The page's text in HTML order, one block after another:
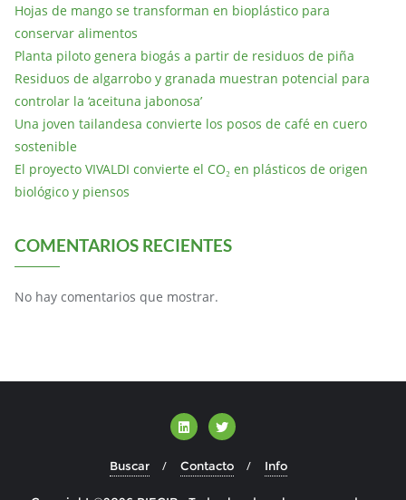
Hojas de mango se transforman en bioplástico para
conservar alimentos
Planta piloto genera biogás a partir de residuos de piña
Residuos de algarrobo y granada muestran potencial para
controlar la ‘aceituna jabonosa’
Una joven tailandesa convierte los posos de café en cuero
sostenible
El proyecto VIVALDI convierte el CO₂ en plásticos de origen
biológico y piensos
COMENTARIOS RECIENTES
No hay comentarios que mostrar.
Buscar Contacto Info